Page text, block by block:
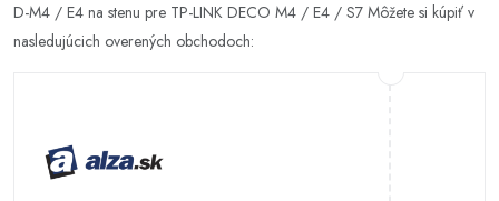
D-M4 / E4 na stenu pre TP-LINK DECO M4 / E4 / S7 Môžete si kúpiť v
nasledujúcich overených obchodoch: